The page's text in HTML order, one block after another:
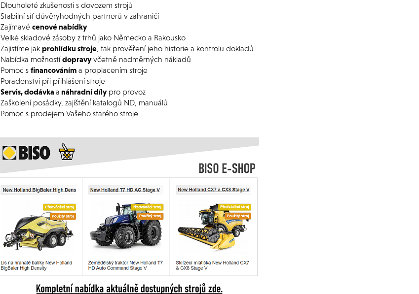
Dlouholeté zkušenosti s dovozem strojů
Stabilní síť důvěryhodných partnerů v zahraničí
Zajímavé cenové nabídky
Velké skladové zásoby z trhů jako Německo a Rakousko
Zajistíme jak prohlídku stroje , tak prověření jeho historie a kontrolu dokladů
Nabídka možnostídopravyvčetně nadměrných nákladů
Pomoc s financováním a proplacením stroje
Poradenství při přihlášení stroje
Servis, dodávka a náhradní dílypro provoz
Zaškolení posádky, zajištění katalogů ND, manuálů
Pomoc s prodejem Vašeho starého stroje